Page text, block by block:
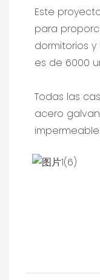
Este
para
dormitorios
es de 6000
Todas las
acero